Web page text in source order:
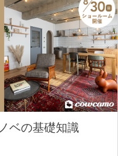
ベの基礎知識